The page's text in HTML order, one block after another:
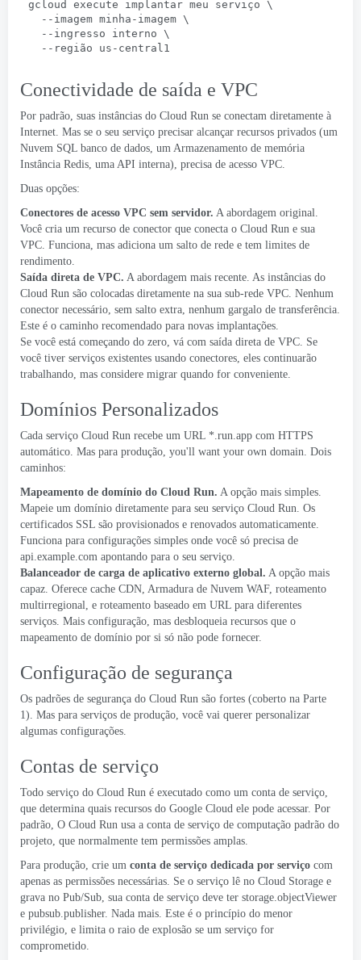
gcloud execute implantar meu serviço \
  --imagem minha-imagem \
  --ingresso interno \
  --região us-central1
Conectividade de saída e VPC
Por padrão, suas instâncias do Cloud Run se conectam diretamente à
Internet. Mas se o seu serviço precisar alcançar recursos privados (um
Nuvem SQL banco de dados, um Armazenamento de memória
Instância Redis, uma API interna), precisa de acesso VPC.
Duas opções:
Conectores de acesso VPC sem servidor. A abordagem original.
Você cria um recurso de conector que conecta o Cloud Run e sua
VPC. Funciona, mas adiciona um salto de rede e tem limites de
rendimento.
Saída direta de VPC. A abordagem mais recente. As instâncias do
Cloud Run são colocadas diretamente na sua sub-rede VPC. Nenhum
conector necessário, sem salto extra, nenhum gargalo de transferência.
Este é o caminho recomendado para novas implantações.
Se você está começando do zero, vá com saída direta de VPC. Se
você tiver serviços existentes usando conectores, eles continuarão
trabalhando, mas considere migrar quando for conveniente.
Domínios Personalizados
Cada serviço Cloud Run recebe um URL *.run.app com HTTPS
automático. Mas para produção, you'll want your own domain. Dois
caminhos:
Mapeamento de domínio do Cloud Run. A opção mais simples.
Mapeie um domínio diretamente para seu serviço Cloud Run. Os
certificados SSL são provisionados e renovados automaticamente.
Funciona para configurações simples onde você só precisa de
api.example.com apontando para o seu serviço.
Balanceador de carga de aplicativo externo global. A opção mais
capaz. Oferece cache CDN, Armadura de Nuvem WAF, roteamento
multirregional, e roteamento baseado em URL para diferentes
serviços. Mais configuração, mas desbloqueia recursos que o
mapeamento de domínio por si só não pode fornecer.
Configuração de segurança
Os padrões de segurança do Cloud Run são fortes (coberto na Parte
1). Mas para serviços de produção, você vai querer personalizar
algumas configurações.
Contas de serviço
Todo serviço do Cloud Run é executado como um conta de serviço,
que determina quais recursos do Google Cloud ele pode acessar. Por
padrão, O Cloud Run usa a conta de serviço de computação padrão do
projeto, que normalmente tem permissões amplas.
Para produção, crie um conta de serviço dedicada por serviço com
apenas as permissões necessárias. Se o serviço lê no Cloud Storage e
grava no Pub/Sub, sua conta de serviço deve ter storage.objectViewer
e pubsub.publisher. Nada mais. Este é o princípio do menor
privilégio, e limita o raio de explosão se um serviço for
comprometido.